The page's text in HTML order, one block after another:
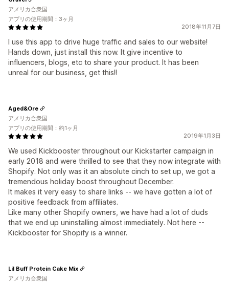
2018年11月7日
I use this app to drive huge traffic and sales to our website!
Hands down, just install this now. It give incentive to
influencers, blogs, etc to share your product. It has been
unreal for our business, get this!!
アメリカ合衆国
アプリの使用期間：3ヶ月
2019年1月3日
We used Kickbooster throughout our Kickstarter campaign in
early 2018 and were thrilled to see that they now integrate with
Shopify. Not only was it an absolute cinch to set up, we got a
tremendous holiday boost throughout December.
It makes it very easy to share links -- we have gotten a lot of
positive feedback from affiliates.
Like many other Shopify owners, we have had a lot of duds
that we end up uninstalling almost immediately. Not here --
Kickbooster for Shopify is a winner.
Aged&Ore
アメリカ合衆国
アプリの使用期間：約1ヶ月
Lil Buff Protein Cake Mix
アメリカ合衆国